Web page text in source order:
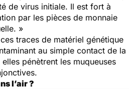
de virus initiale. Il est fort à
par les pièces de monnaie
»
traces de matériel génétique
au simple contact de la
pénètrent les muqueuses
l’air ?